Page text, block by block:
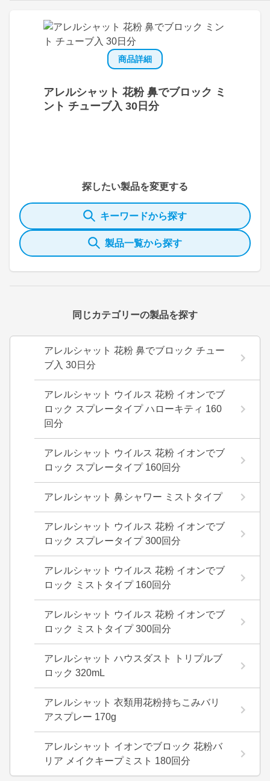
商品詳細
アレルシャット 花粉 鼻でブロック ミ
ント チューブ入 30日分
探したい製品を変更する
キーワードから探す
製品一覧から探す
同じカテゴリーの製品を探す
アレルシャット 花粉 鼻でブロック チュー
ブ入 30日分
アレルシャット ウイルス 花粉 イオンでブ
ロック スプレータイプ ハローキティ 160
回分
アレルシャット ウイルス 花粉 イオンでブ
ロック スプレータイプ 160回分
アレルシャット 鼻シャワー ミストタイプ
アレルシャット ウイルス 花粉 イオンでブ
ロック スプレータイプ 300回分
アレルシャット ウイルス 花粉 イオンでブ
ロック ミストタイプ 160回分
アレルシャット ウイルス 花粉 イオンでブ
ロック ミストタイプ 300回分
アレルシャット ハウスダスト トリプルブ
ロック 320mL
アレルシャット 衣類用花粉持ちこみバリ
アスプレー 170g
アレルシャット イオンでブロック 花粉バ
リア メイクキープミスト 180回分